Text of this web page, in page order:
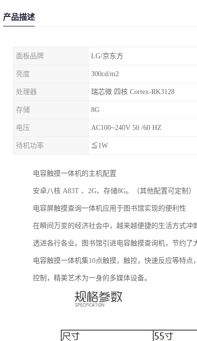
产品描述
面板品牌 LG/京东方
亮度 300cd/m2
处理器 瑞芯微 四核 Cortex-RK3128
存储 8G
电压 AC100~240V 50 /60 HZ
待机功率 ≦1W
电容触摸一体机的主机配置
安卓八核 A83T 、2G、存储8G。（其他配置可定制）
电容屏触摸查询一体机应用于图书馆实现的便利性
在瞬间万变的经济社会中，越来越便捷的生活方式
透进各行各业。图书馆引进电容触摸查询机，节约了
电容触摸一体机集10点触摸，触控，快速反应等特
控制，精美艺术为一身的多媒体设备。